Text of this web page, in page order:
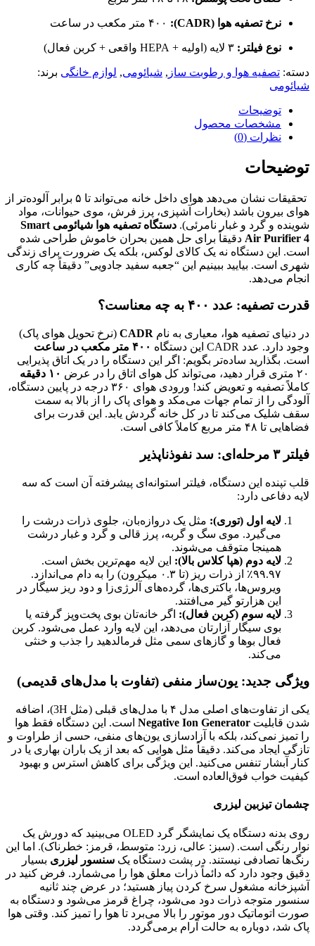
نرخ تصفیه هوا (CADR):
نوع فیلتر:
دسته: تصفیه هوا و رطوبت ساز , شیائومی, لوازم خانگی برند:
شیائومی
توضیحات
مشخصات محصول
نظرات (0)
توضیحات
تحقیقات نشان می‌دهد هوای داخل خانه می‌تواند تا ۵ برابر آلوده‌تر از
هوای بیرون باشد (بخارات آشپزی، پرز فرش، موی حیوانات، مواد
شوینده و گرد و غبار نامرئی).
دستگاه تصفیه هوا شیائومی Smart
Air Purifier 4 دقیقاً برای حل همین بحران خاموش طراحی شده
است. این دستگاه نه یک کالای لوکس، بلکه یک ضرورت برای زندگی
شهری است. بیایید ببینیم این “جعبه سفید جادویی” دقیقاً چه کاری
انجام می‌دهد.
قدرت تصفیه: عدد ۴۰۰ به چه معناست؟
در دنیای تصفیه هوا، معیاری به نام CADR (نرخ تحویل هوای پاک)
وجود دارد. عدد CADR این دستگاه
۴۰۰ متر مکعب در ساعت
است. بگذارید ساده‌تر بگویم: اگر این دستگاه را در یک اتاق پذیرایی
۲۰ متری قرار دهید، می‌تواند کل هوای اتاق را در عرض
۱۰ دقیقه
کاملاً تصفیه و تعویض کند! ورودی هوای ۳۶۰ درجه در پایین دستگاه،
آلودگی را از تمام جهات می‌مکد و هوای پاک را از بالا به سمت
سقف شلیک می‌کند تا در کل خانه گردش یابد. این قدرت برای
فضاهایی تا ۴۸ متر مربع کاملاً کافی است.
فیلتر ۳ مرحله‌ای: سد نفوذناپذیر
قلب تپنده این دستگاه، فیلتر استوانه‌ای پیشرفته آن است که سه
لایه دفاعی دارد:
لایه اول (توری): مثل یک دروازه‌بان، جلوی ذرات درشت را
می‌گیرد. موی سگ و گربه، پرز قالی و گرد و غبار درشت
همینجا متوقف می‌شوند.
لایه دوم (هپا کلاس بالا): این لایه مهم‌ترین بخش است.
۹۹.۹۷٪ از ذرات ریز (تا ۰.۳ میکرون) را به دام می‌اندازد.
ویروس‌ها، باکتری‌ها، گرده‌های آلرژی‌زا و دود ریز سیگار در
این هزارتو گیر می‌افتند.
لایه سوم (کربن فعال): اگر خانه‌تان بوی پخت‌وپز گرفته یا
بوی سیگار آزارتان می‌دهد، این لایه وارد عمل می‌شود. کربن
فعال بوها و گازهای سمی مثل فرمالدهید را جذب و خنثی
می‌کند.
ویژگی جدید: یون‌ساز منفی (تفاوت با مدل‌های قدیمی)
یکی از تفاوت‌های اصلی مدل ۴ با مدل‌های قبلی (مثل 3H)، اضافه
شدن قابلیت Negative Ion Generator است. این دستگاه فقط هوا
را تمیز نمی‌کند، بلکه با آزادسازی یون‌های منفی، حسی از طراوت و
تازگی ایجاد می‌کند. دقیقاً مثل هوایی که بعد از یک باران بهاری یا در
کنار آبشار تنفس می‌کنید. این ویژگی برای کاهش استرس و بهبود
کیفیت خواب فوق‌العاده است.
چشمان تیزبین لیزری
روی بدنه دستگاه یک نمایشگر گرد OLED می‌بینید که دورش یک
نوار رنگی است. (سبز: عالی، زرد: متوسط، قرمز: خطرناک). اما این
رنگ‌ها تصادفی نیستند. در پشت دستگاه یک سنسور لیزری بسیار
دقیق وجود دارد که دائماً ذرات معلق هوا را می‌شمارد. فرض کنید در
آشپزخانه مشغول سرخ کردن پیاز هستید؛ در عرض چند ثانیه
سنسور متوجه ذرات دود می‌شود، چراغ قرمز می‌شود و دستگاه به
صورت اتوماتیک دور موتور را بالا می‌برد تا هوا را تمیز کند. وقتی هوا
پاک شد، دوباره به حالت آرام برمی‌گردد.